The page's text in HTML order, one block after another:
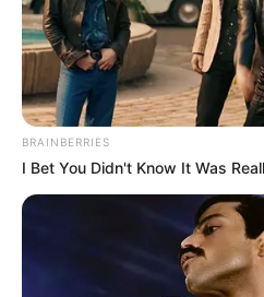
ดูดวงวันนี้
อ.มิก พชร ทู
BRAINBERRIES
I Bet You Didn't Know It Was